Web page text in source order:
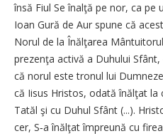
însă Fiul Se înalţă pe nor, ca pe
Ioan Gură de Aur spune că
Norul de la Înălţarea
prezenţa activă a Duhului
că norul este tronul lui
că Iisus Hristos, odată înălţat
Tatăl şi cu Duhul Sfânt (...).
cer, S‑a înălţat împreună cu